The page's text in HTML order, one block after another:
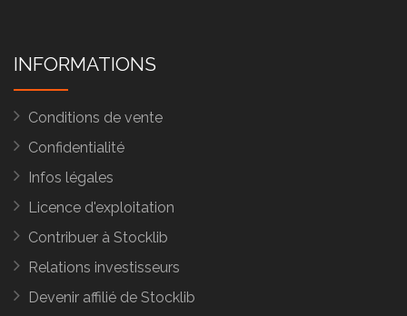
INFORMATIONS
Conditions de vente
Confidentialité
Infos légales
Licence d'exploitation
Contribuer à Stocklib
Relations investisseurs
Devenir affilié de Stocklib